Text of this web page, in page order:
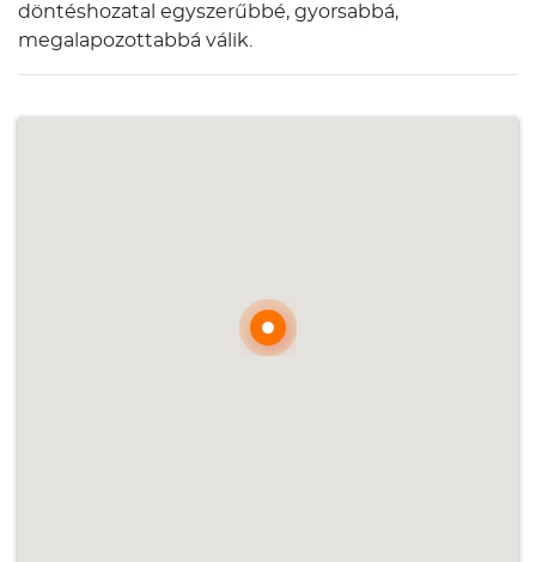
döntéshozatal egyszerűbbé, gyorsabbá,
megalapozottabbá válik.